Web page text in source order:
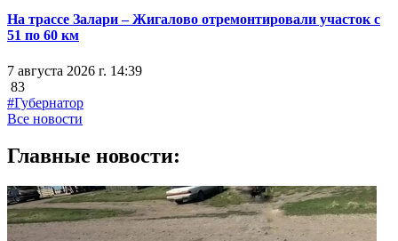
На трассе Залари – Жигалово отремонтировали участок с
51 по 60 км
7 августа 2026 г. 14:39
83
#Губернатор
Все новости
Главные новости: